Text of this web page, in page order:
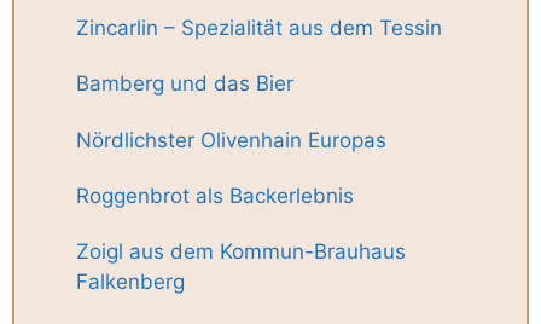
Zincarlin – Spezialität aus dem Tessin
Bamberg und das Bier
Nördlichster Olivenhain Europas
Roggenbrot als Backerlebnis
Zoigl aus dem Kommun-Brauhaus
Falkenberg